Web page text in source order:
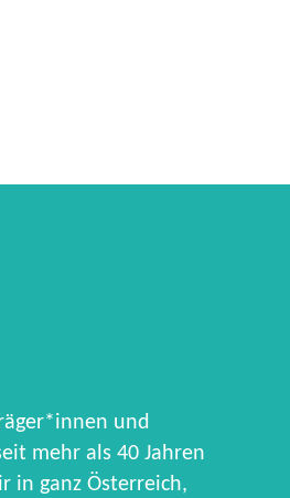
und
mehr als 40 Jahren
in ganz Österreich,